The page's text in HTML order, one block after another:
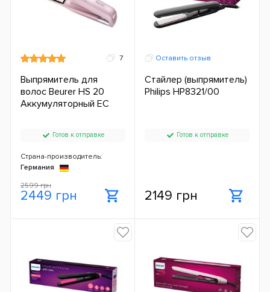
7
Выпрямитель для
волос Beurer HS 20
Аккумуляторный ЕС
Готов к отправке
Страна-производитель:
Германия
2599 грн
2449 грн
Оставить отзыв
Стайлер (выпрямитель)
Philips HP8321/00
Готов к отправке
2149 грн